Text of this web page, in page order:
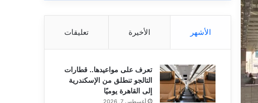
الأشهر الأخيرة تعليقات
تعرف على مواعيدها.. قطارات
التالجو تنطلق من الإسكندرية
إلى القاهرة يوميًا
أغسطس 7, 2026